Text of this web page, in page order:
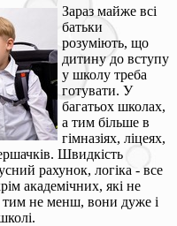
Зараз майже всі
батьки
розуміють, що
дитину до вступу
у школу треба
готувати. У
багатьох школах,
а тим більше в
гімназіях, ліцеях,
Швидкість
рахунок, логіка - все
академічних, які не
тим не менш, вони дуже і